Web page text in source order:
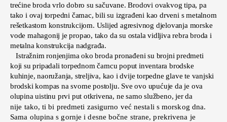
trećine broda vrlo dobro su sačuvane. Brodovi ovakvog tipa, pa
tako i ovaj torpedni čamac, bili su izgrađeni kao drveni s metalnom
rešetkastom konstrukcijom. Uslijed agresivnog djelovanja morske
vode mahagonij je propao, tako da su ostala vidljiva rebra broda i
metalna konstrukcija nadgrađa.
Istražnim ronjenjima oko broda pronađeni su brojni predmeti
koji su pripadali torpednom čamcu poput inventara brodske
kuhinje, naoružanja, streljiva, kao i dvije torpedne glave te vanjski
brodski kompas na svome postolju. Sve ovo upućuje da je ova
olupina uistinu prvi put otkrivena, ne samo službeno, jer da
nije tako, ti bi predmeti zasigurno već nestali s morskog dna.
Sama olupina s gornje i desne bočne strane, prekrivena je